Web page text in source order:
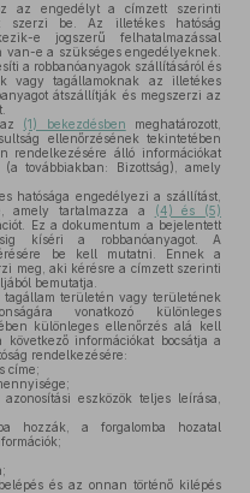
az engedélyt a címzett szerinti
szerzi be. Az illetékes hatóság
e jogszerű felhatalmazással
van-e a szükséges engedélyeknek.
a robbanóanyagok szállításáról és
vagy tagállamoknak az illetékes
átszállítják és megszerzi az
(1) bekezdésben meghatározott,
ellenőrzésének tekintetében
rendelkezésére álló információkat
továbbiakban: Bizottság), amely
hatósága engedélyezi a szállítást,
amely tartalmazza a
(4) és (5)
Ez a dokumentum a bejelentett
kíséri a robbanóanyagot. A
be kell mutatni. Ennek a
meg, aki kérésre a címzett szerinti
bemutatja.
tagállam területén vagy területének
vonatkozó különleges
különleges ellenőrzés alá kell
információkat bocsátja a
rendelkezésére:
címe;
eszközök teljes leírása,
hozzák, a forgalomba hozatal
és az onnan történő kilépés